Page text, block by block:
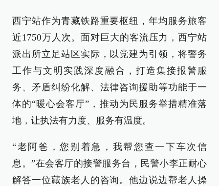
西宁站作为青藏铁路重要枢纽，年均服务旅客
近1750万人次。面对巨大的客流压力，西宁站
派出所立足站区实际，以党建为引领，将警务
工作与文明实践深度融合，打造集接报警服
务、矛盾纠纷化解、法律咨询援助等功能于一
体的“暖心会客厅”，推动为民服务举措精准落
地，让执法有力度、服务有温度。
“老阿爸，您别着急，我帮您查一下车次信
息。”在会客厅的接警服务台，民警小李正耐心
解答一位藏族老人的咨询。他边说边帮老人操